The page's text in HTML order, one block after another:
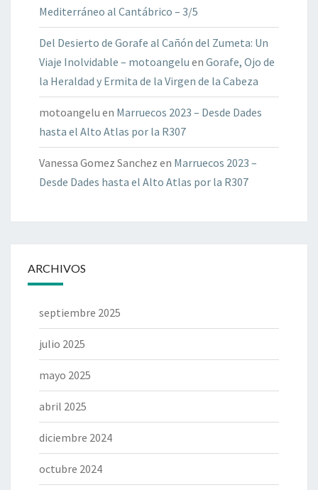
Mediterráneo al Cantábrico – 3/5
Del Desierto de Gorafe al Cañón del Zumeta: Un
Viaje Inolvidable – motoangelu en Gorafe, Ojo de
la Heraldad y Ermita de la Virgen de la Cabeza
motoangelu en Marruecos 2023 – Desde Dades
hasta el Alto Atlas por la R307
Vanessa Gomez Sanchez en Marruecos 2023 –
Desde Dades hasta el Alto Atlas por la R307
ARCHIVOS
septiembre 2025
julio 2025
mayo 2025
abril 2025
diciembre 2024
octubre 2024